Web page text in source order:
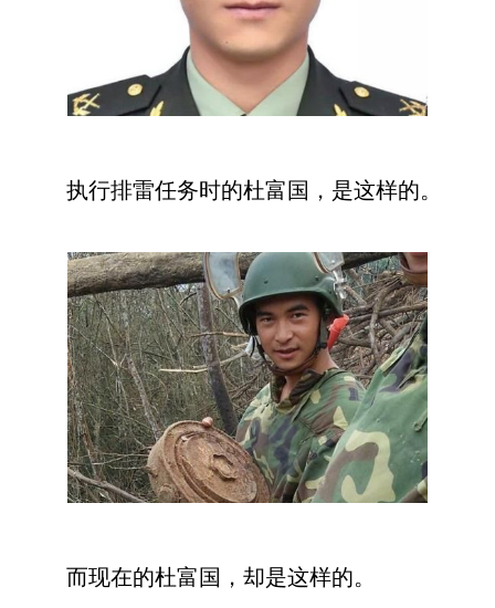
执行排雷任务时的杜富国，是这样的。
而现在的杜富国，却是这样的。